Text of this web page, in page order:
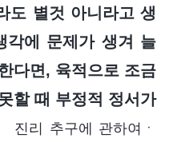
도 별것 아니라고 생
각에 문제가 생겨 늘
다면, 육적으로 조금
할 때 부정적 정서가
진리 추구에 관하여ㆍ